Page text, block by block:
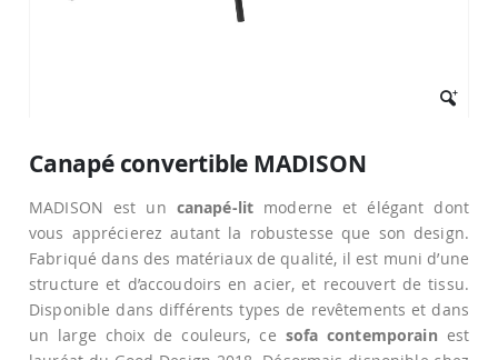
début
la
Galerie
d’images
Canapé convertible MADISON
MADISON est un canapé-lit moderne et élégant dont
vous apprécierez autant la robustesse que son design.
Fabriqué dans des matériaux de qualité, il est muni d’une
structure et d’accoudoirs en acier, et recouvert de tissu.
Disponible dans différents types de revêtements et dans
un large choix de couleurs, ce sofa contemporain est